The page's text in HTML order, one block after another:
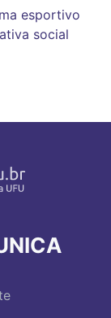
esportivo
social